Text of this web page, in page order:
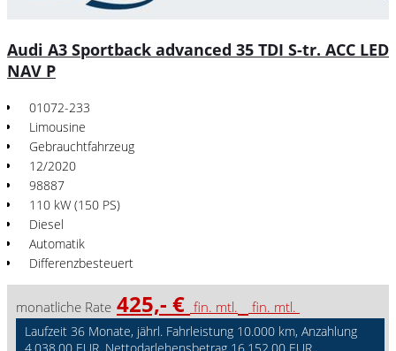
Audi A3 Sportback advanced 35 TDI S-tr. ACC LED
NAV P
01072-233
Limousine
Gebrauchtfahrzeug
12/2020
98887
110 kW (150 PS)
Diesel
Automatik
Differenzbesteuert
monatliche Rate 425,- € fin. mtl. fin. mtl.
Laufzeit 36 Monate, jährl. Fahrleistung 10.000 km, Anzahlung
4.038,00 EUR, Nettodarlehensbetrag 16.152,00 EUR,